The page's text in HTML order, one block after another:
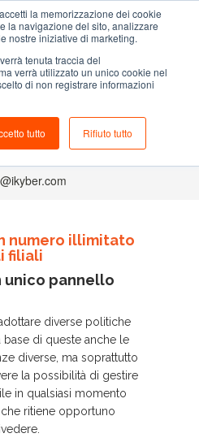
la memorizzazione dei cookie
la navigazione del sito, analizzare
nostre iniziative di marketing.
tenuta traccia del
verrà utilizzato un unico cookie nel
di non registrare informazioni
tutto Rifiuto tutto
per i petshop
049.0998539
numero illimitato
filiali
unico pannello
diverse politiche
di queste anche le
diverse, ma soprattutto
la possibilità di gestire
in qualsiasi momento
ritiene opportuno